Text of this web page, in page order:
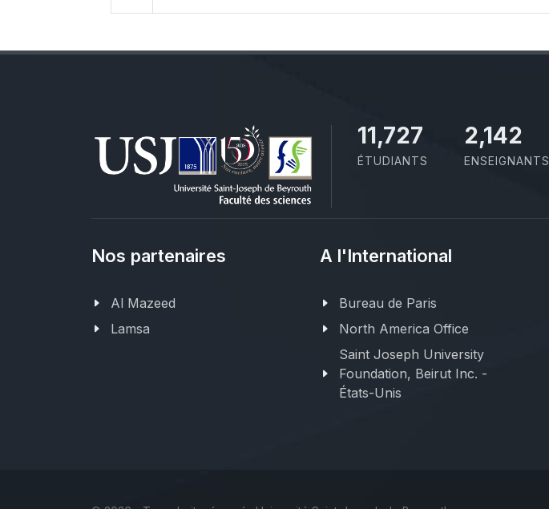
11,727
ÉTUDIANTS
2,142
ENSEIGNANTS
Nos partenaires
Al Mazeed
Lamsa
A l'International
Bureau de Paris
North America Office
Saint Joseph University
Foundation, Beirut Inc. -
États-Unis